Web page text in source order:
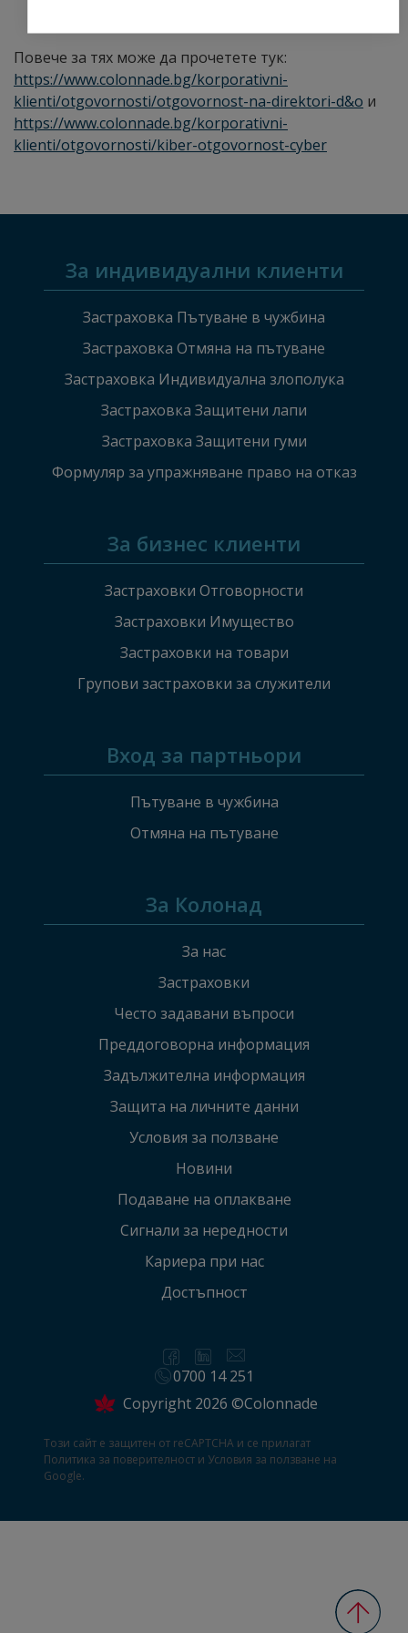
Повече за тях може да прочетете тук:
https://www.colonnade.bg/korporativni-
klienti/otgovornosti/otgovornost-na-direktori-d&o и
https://www.colonnade.bg/korporativni-
klienti/otgovornosti/kiber-otgovornost-cyber
За индивидуални клиенти
Застраховка Пътуване в чужбина
Застраховка Отмяна на пътуване
Застраховка Индивидуална злополука
Застраховка Защитени лапи
Застраховка Защитени гуми
Формуляр за упражняване право на отказ
За бизнес клиенти
Застраховки Отговорности
Застраховки Имущество
Застраховки на товари
Групови застраховки за служители
Вход за партньори
Пътуване в чужбина
Отмяна на пътуване
За Колонад
За нас
Застраховки
Често задавани въпроси
Преддоговорна информация
Задължителна информация
Защита на личните данни
Условия за ползване
Новини
Подаване на оплакванe
Сигнали за нередности
Кариера при нас
Достъпност
Copyright 2026 ©Colonnade
0700 14 251
Този сайт е защитен от reCAPTCHA и се прилагат
Политика за поверителност и Условия за ползване на
Google.